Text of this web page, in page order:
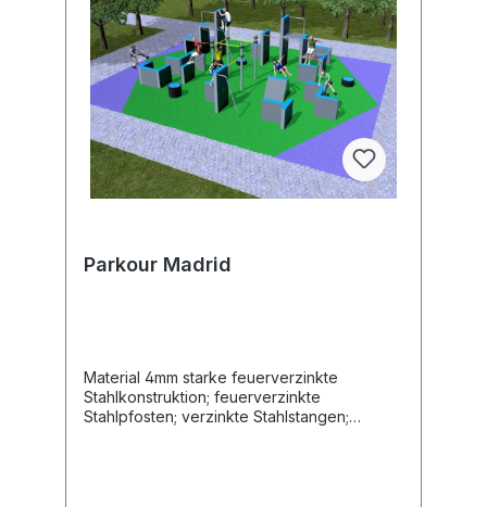
Parkour Madrid
Material 4mm starke feuerverzinkte
Stahlkonstruktion; feuerverzinkte
Stahlpfosten; verzinkte Stahlstangen;